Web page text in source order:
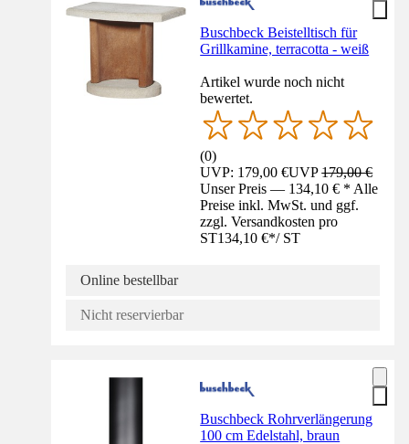
Buschbeck Beistelltisch für
Grillkamine, terracotta - weiß
Artikel wurde noch nicht
bewertet.
(0)
UVP: 179,00 €UVP179,00 €
Unser Preis — 134,10 € * Alle
Preise inkl. MwSt. und ggf.
zzgl. Versandkosten pro
ST134,10 €*/ ST
Online bestellbar
Nicht reservierbar
Buschbeck Rohrverlängerung
100 cm Edelstahl, braun